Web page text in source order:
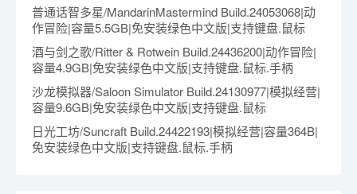
普通话智多星/MandarinMastermind Build.24053068|动
作冒险|容量5.5GB|免安装绿色中文版|支持键盘.鼠标
酒与剑之歌/Ritter & Rotwein Build.24436200|动作冒险|
容量4.9GB|免安装绿色中文版|支持键盘.鼠标.手柄
沙龙模拟器/Saloon Simulator Build.24130977|模拟经营|
容量9.6GB|免安装绿色中文版|支持键盘.鼠标
日光工坊/Suncraft Build.24422193|模拟经营|容量364B|
免安装绿色中文版|支持键盘.鼠标.手柄